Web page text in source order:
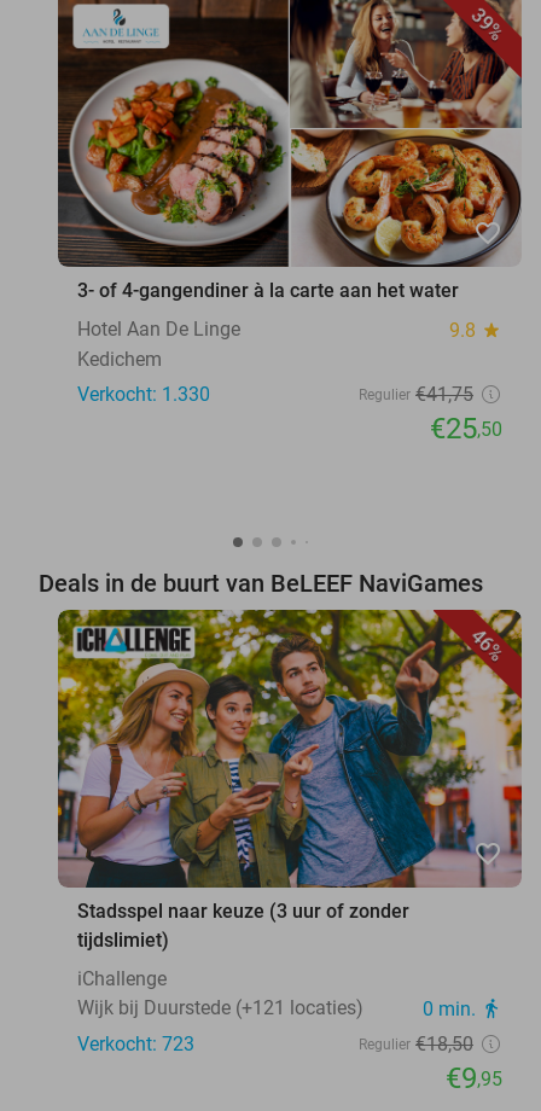
39%
favorite_border
3- of 4-gangendiner à la carte aan het water
Hotel Aan De Linge
9.8 star
Kedichem
Verkocht: 1.330
Regulier €41,75
€25,50
Deals in de buurt van BeLEEF NaviGames
46%
favorite_border
Stadsspel naar keuze (3 uur of zonder
tijdslimiet)
iChallenge
Wijk bij Duurstede (+121 locaties)
0 min. directions_walk
Verkocht: 723 Regulier €18,50
€9,95